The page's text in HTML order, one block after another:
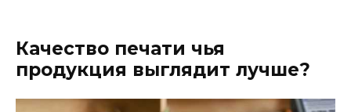
Качество печати чья
продукция выглядит лучше?